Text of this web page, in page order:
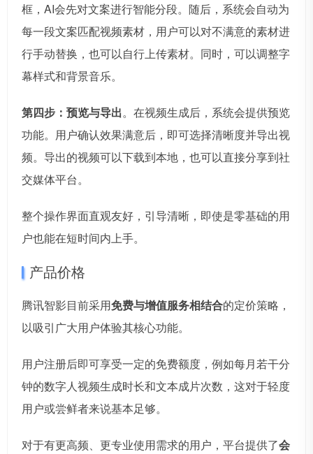
框，AI会先对文案进行智能分段。随后，系统会自动为
每一段文案匹配视频素材，用户可以对不满意的素材进
行手动替换，也可以自行上传素材。同时，可以调整字
幕样式和背景音乐。
第四步：预览与导出。在视频生成后，系统会提供预览
功能。用户确认效果满意后，即可选择清晰度并导出视
频。导出的视频可以下载到本地，也可以直接分享到社
交媒体平台。
整个操作界面直观友好，引导清晰，即使是零基础的用
户也能在短时间内上手。
产品价格
腾讯智影目前采用免费与增值服务相结合的定价策略，
以吸引广大用户体验其核心功能。
用户注册后即可享受一定的免费额度，例如每月若干分
钟的数字人视频生成时长和文本成片次数，这对于轻度
用户或尝鲜者来说基本足够。
对于有更高频、更专业使用需求的用户，平台提供了会